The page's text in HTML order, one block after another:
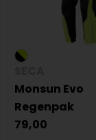
Monsun Evo
Regenpak
79,00